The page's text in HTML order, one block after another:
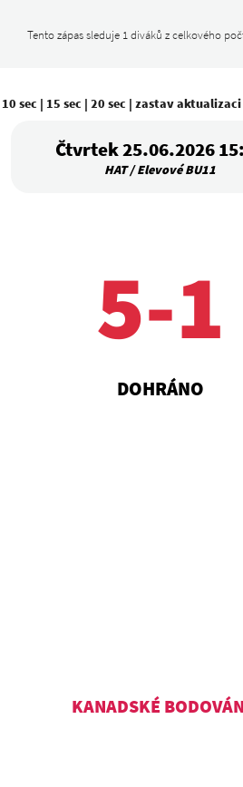
Tento zápas sleduje 1 diváků z celkového
10 sec | 15 sec | 20 sec | zastav aktualizaci
Čtvrtek 25.06.2026
HAT / Elevové BU11
5-1
DOHRÁNO
KANADSKÉ